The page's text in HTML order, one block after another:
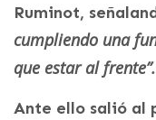
Ruminot,
cumpliendo una
que estar al
Ante ello salió al